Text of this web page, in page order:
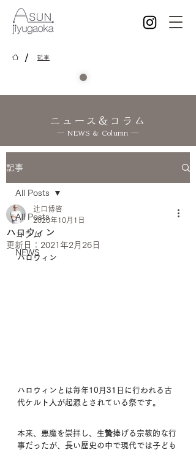
/ 記事
ニュース＆コラム
― NEWS & Column ―
記事
All Posts
コラム
NEWS
All Posts
ハロウィン
辻口博啓
2020年10月1日
更新日： 2021年2月26日
ハロウィン
ハロウィンとは毎年10月31日に行われる古
代ケルト人が起源とされている祭です。
本来、悪魔を崇拝し、生贄捧げる宗教的な行
事だったが、長い歴史の中で現代では子ども